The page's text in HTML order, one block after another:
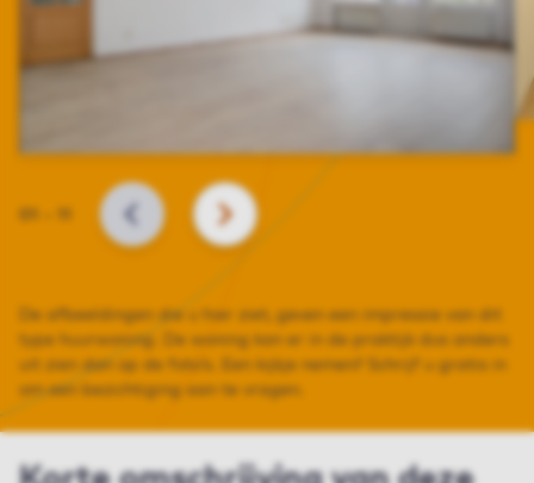
Slide
VORIGE VOLGENDE
De afbeeldingen die u hier ziet, geven een impressie van dit
type huurwoning. De woning kan er in de praktijk dus anders
uit zien dan op de foto’s. Een kijkje nemen? Schrijf u gratis in
om een bezichtiging aan te vragen.